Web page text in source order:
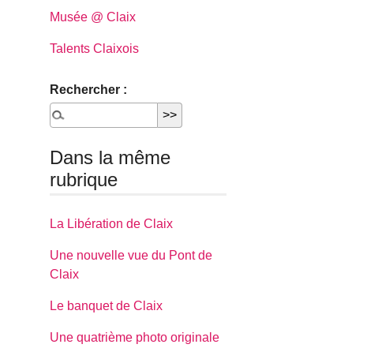
Musée @ Claix
Talents Claixois
Rechercher :
Dans la même
rubrique
La Libération de Claix
Une nouvelle vue du Pont de
Claix
Le banquet de Claix
Une quatrième photo originale